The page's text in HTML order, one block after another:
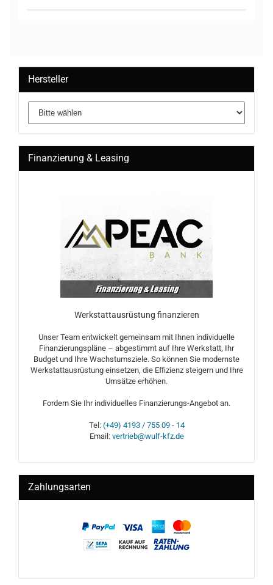
Hersteller
Finanzierung & Leasing
Werkstattausrüstung finanzieren
Unser Team entwickelt gemeinsam mit Ihnen individuelle
Finanzierungspläne – abgestimmt auf Ihre Werkstatt, Ihr
Budget und Ihre Wachstumsziele. So können Sie modernste
Werkstattausrüstung einsetzen, die Effizienz steigern und Ihre
Umsätze erhöhen.
Fordern Sie Ihr individuelles Finanzierungs-Angebot an.
Tel: (+49) 4193 / 755 09 - 14
Email: vertrieb@wulf-kfz.de
Zahlungsarten